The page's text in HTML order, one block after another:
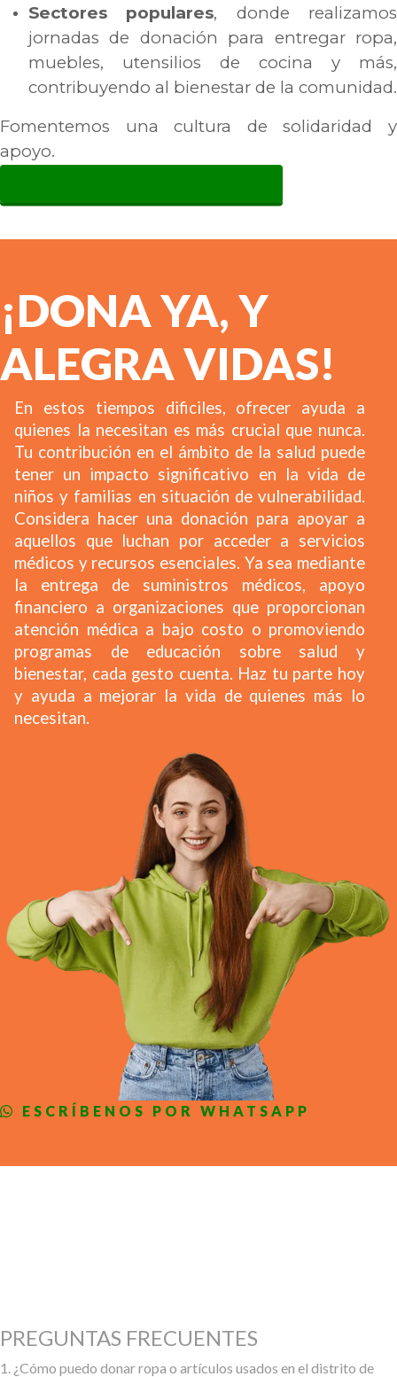
Sectores populares, donde realizamos
jornadas de donación para entregar ropa,
muebles, utensilios de cocina y más,
contribuyendo al bienestar de la comunidad.
Fomentemos una cultura de solidaridad y
apoyo.
¡DONA YA, Y
ALEGRA VIDAS!
En estos tiempos dificiles, ofrecer ayuda a
quienes la necesitan es más crucial que nunca.
Tu contribución en el ámbito de la salud puede
tener un impacto significativo en la vida de
niños y familias en situación de vulnerabilidad.
Considera hacer una donación para apoyar a
aquellos que luchan por acceder a servicios
médicos y recursos esenciales. Ya sea mediante
la entrega de suministros médicos, apoyo
financiero a organizaciones que proporcionan
atención médica a bajo costo o promoviendo
programas de educación sobre salud y
bienestar, cada gesto cuenta. Haz tu parte hoy
y ayuda a mejorar la vida de quienes más lo
necesitan.
ESCRÍBENOS POR WHATSAPP
PREGUNTAS FRECUENTES
1. ¿Cómo puedo donar ropa o artículos usados en el distrito de